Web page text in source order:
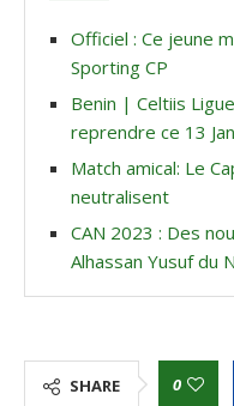
Officiel : Ce jeune
Sporting CP
Benin | Celtiis
reprendre ce 13
Match amical: Le
neutralisent
CAN 2023 : Des
Alhassan Yusuf du
SHARE 0